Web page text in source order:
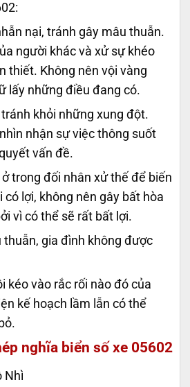
nại, tránh gây mâu thuẫn.
người khác và xử sự khéo
thiết. Không nên vội vàng
lấy những điều đang có.
khỏi những xung đột.
nhận sự việc thông suốt
vấn đề.
trong đối nhân xử thế để biến
có lợi, không nên gây bất hòa
vì có thể sẽ rất bất lợi.
thuẫn, gia đình không được
kéo vào rắc rối nào đó của
kế hoạch lầm lẫn có thể
nghĩa biển số xe 05602
Nhì